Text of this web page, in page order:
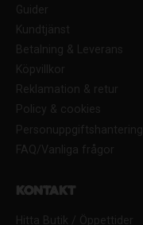
Guider
Kundtjänst
Betalning & Leverans
Köpvillkor
Reklamation & retur
Policy & cookies
Personuppgiftshantering
FAQ/Vanliga frågor
Kontakt
Hitta Butik / Öppettider